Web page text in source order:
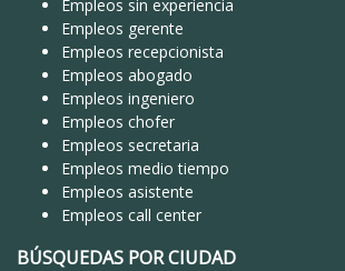
Empleos sin experiencia
Empleos gerente
Empleos recepcionista
Empleos abogado
Empleos ingeniero
Empleos chofer
Empleos secretaria
Empleos medio tiempo
Empleos asistente
Empleos call center
BÚSQUEDAS POR CIUDAD